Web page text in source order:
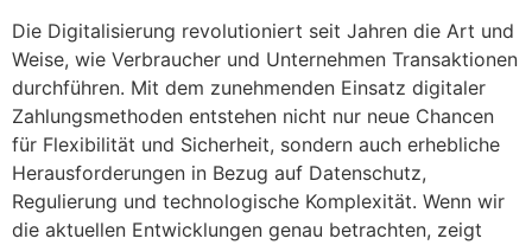
Die Digitalisierung revolutioniert seit Jahren die Art und
Weise, wie Verbraucher und Unternehmen Transaktionen
durchführen. Mit dem zunehmenden Einsatz digitaler
Zahlungsmethoden entstehen nicht nur neue Chancen
für Flexibilität und Sicherheit, sondern auch erhebliche
Herausforderungen in Bezug auf Datenschutz,
Regulierung und technologische Komplexität. Wenn wir
die aktuellen Entwicklungen genau betrachten, zeigt